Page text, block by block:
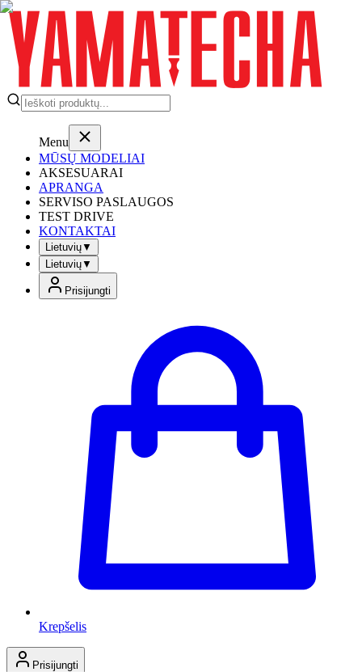
Menu
MŪSŲ MODELIAI
AKSESUARAI
APRANGA
SERVISO PASLAUGOS
TEST DRIVE
KONTAKTAI
Lietuvių▼
Lietuvių▼
Prisijungti
Krepšelis
Prisijungti